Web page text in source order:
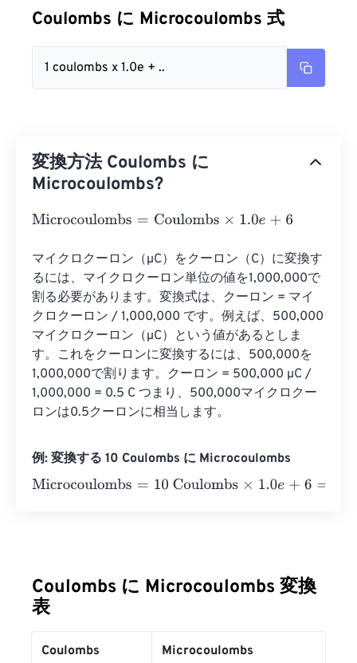
Coulombs に Microcoulombs 式
1 coulombs x 1.0e + ..
変換方法 Coulombs に
Microcoulombs?
Microcoulombs=Coulombs×1.0e+ 6
マイクロクーロン（µC）をクーロン（C）に変換す
るには、マイクロクーロン単位の値を1,000,000で
割る必要があります。変換式は、クーロン = マイ
クロクーロン / 1,000,000 です。例えば、500,000
マイクロクーロン（µC）という値があるとしま
す。これをクーロンに変換するには、500,000を
1,000,000で割ります。クーロン = 500,000 µC /
1,000,000 = 0.5 C つまり、500,000マイクロクー
ロンは0.5クーロンに相当します。
例: 変換する 10 Coulombs に Microcoulombs
Microcoulombs=10 Coulombs×1.0e+ 6= 10000000
Coulombs に Microcoulombs 変換
表
Coulombs Microcoulombs